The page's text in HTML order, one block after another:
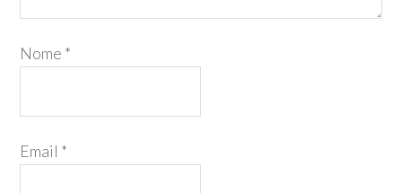
Nome *
Email *